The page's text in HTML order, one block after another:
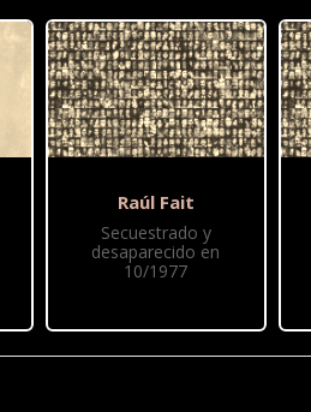
Raúl Fait
Secuestrado y
desaparecido en
10/1977